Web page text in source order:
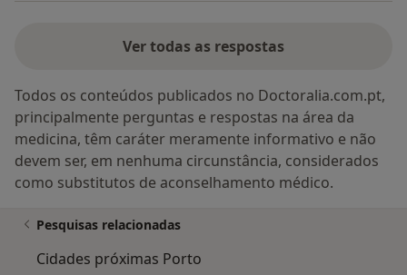
Ver todas as respostas
Todos os conteúdos publicados no Doctoralia.com.pt,
principalmente perguntas e respostas na área da
medicina, têm caráter meramente informativo e não
devem ser, em nenhuma circunstância, considerados
como substitutos de aconselhamento médico.
Pesquisas relacionadas
Cidades próximas Porto